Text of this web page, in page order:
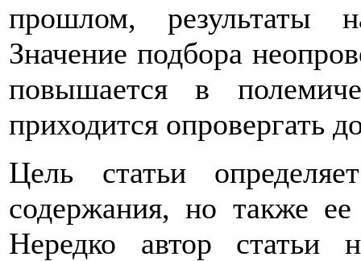
прошлом, результаты
Значение подбора
повышается в
приходится опровергать
Цель статьи
содержания, но также
Нередко автор статьи